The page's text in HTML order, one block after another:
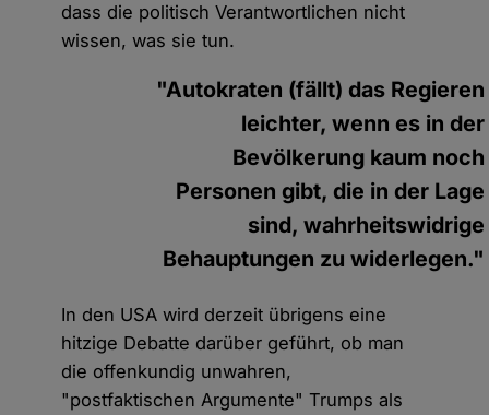
dass die politisch Verantwortlichen nicht
wissen, was sie tun.
"Autokraten (fällt) das Regieren
leichter, wenn es in der
Bevölkerung kaum noch
Personen gibt, die in der Lage
sind, wahrheitswidrige
Behauptungen zu widerlegen."
In den USA wird derzeit übrigens eine
hitzige Debatte darüber geführt, ob man
die offenkundig unwahren,
"postfaktischen Argumente" Trumps als